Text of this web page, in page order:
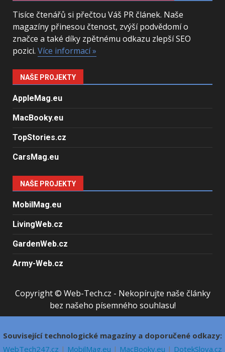
Tisíce čtenářů si přečtou Váš PR článek. Naše
magazíny přinesou čtenost, zvýší podvědomí o
značce a také díky zpětnému odkazu zlepší SEO
pozici. Více informací »
NAŠE PROJEKTY
AppleMag.eu
MacBooky.eu
TopStories.cz
CarsMag.eu
NAŠE PROJEKTY
MobilMag.eu
LivingWeb.cz
GardenWeb.cz
Army-Web.cz
Copyright © Web-Tech.cz - Nekopírujte naše články
bez našeho písemného souhlasu!
Související technologické magazíny a doporučené odkazy:
WebTech247.cz | MobilMag.eu | MacBooky.eu | DotekSlova.cz